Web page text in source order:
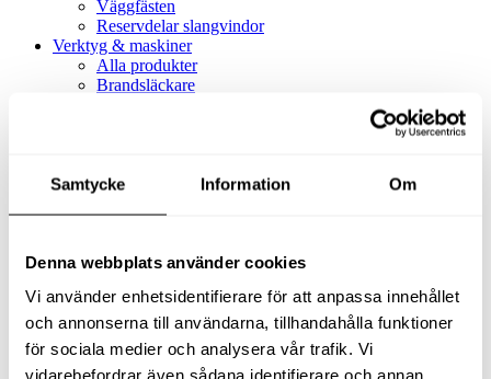
Samtycke Information Om
Denna webbplats använder cookies
Vi använder enhetsidentifierare för att anpassa innehållet
och annonserna till användarna, tillhandahålla funktioner
för sociala medier och analysera vår trafik. Vi
vidarebefordrar även sådana identifierare och annan
Väggfästen
Reservdelar slangvindor
Verktyg & maskiner
Alla produkter
Brandsläckare
Alla produkter
Slangfäste
Textil- & Våtdammsugare
Tillbehör Textil- & våtdammsugare
Adaptrar
Dammsugare